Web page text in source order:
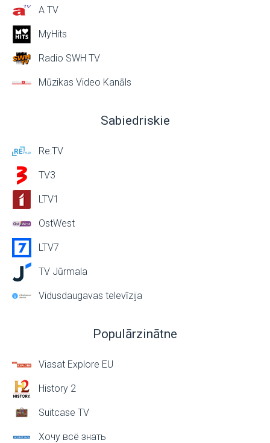
A TV
MyHits
Radio SWH TV
Mūzikas Video Kanāls
Sabiedriskie
Re:TV
TV3
LTV1
OstWest
LTV7
TV Jūrmala
Vidusdaugavas televīzija
Populārzinātne
Viasat Explore EU
History 2
Suitcase TV
Хочу всё знать